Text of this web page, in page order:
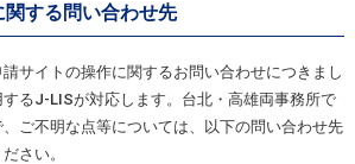
する問い合わせ先
サイトの操作に関するお問い合わせにつきまし
るJ-LISが対応します。台北・高雄両事務所で
ご不明な点等については、以下の問い合わせ先
さい。